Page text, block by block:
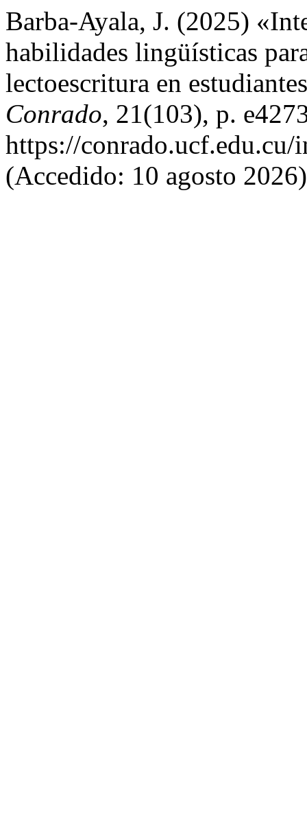
Barba-Ayala, J. (2025)
habilidades lingüísticas
lectoescritura en
Conrado, 21(103), p.
https://
(Accedido: 10 agosto